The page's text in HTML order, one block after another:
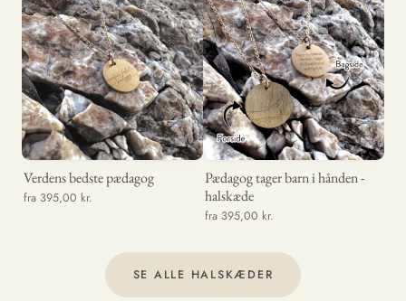
Verdens bedste pædagog
fra 395,00 kr.
Pædagog tager barn i hånden -
halskæde
fra 395,00 kr.
SE ALLE HALSKÆDER